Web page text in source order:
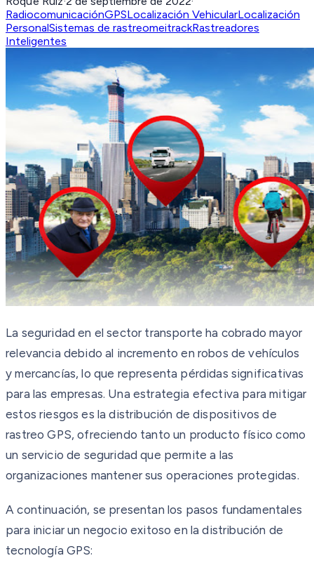
RadiocomunicaciónGPSLocalización VehicularLocalización
PersonalSistemas de rastreomeitrackRastreadores
Inteligentes
La seguridad en el sector transporte ha cobrado mayor
relevancia debido al incremento en robos de vehículos
y mercancías, lo que representa pérdidas significativas
para las empresas. Una estrategia efectiva para mitigar
estos riesgos es la distribución de dispositivos de
rastreo GPS, ofreciendo tanto un producto físico como
un servicio de seguridad que permite a las
organizaciones mantener sus operaciones protegidas.
A continuación, se presentan los pasos fundamentales
para iniciar un negocio exitoso en la distribución de
tecnología GPS: